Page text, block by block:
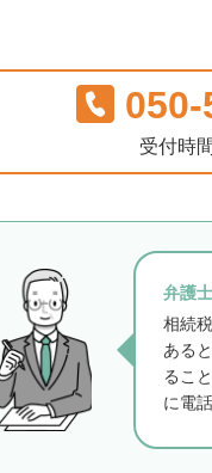
受付時
弁護
相続
ある
るこ
に電